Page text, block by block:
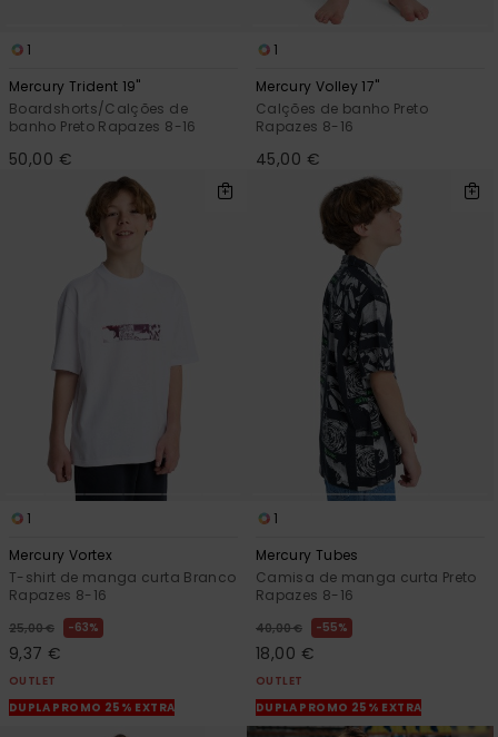
Consultar
1
Mercury Trident 19"
Boardshorts/Calções de
banho Preto Rapazes 8-16
50,00 €
1
Mercury Volley 17"
Calções de banho Preto
Rapazes 8-16
45,00 €
1
Mercury Vortex
T-shirt de manga curta Branco
Rapazes 8-16
25,00 € 63%
9,37 €
OUTLET
DUPLA PROMO 25% EXTRA
1
Mercury Tubes
Camisa de manga curta Preto
Rapazes 8-16
40,00 € 55%
18,00 €
OUTLET
DUPLA PROMO 25% EXTRA